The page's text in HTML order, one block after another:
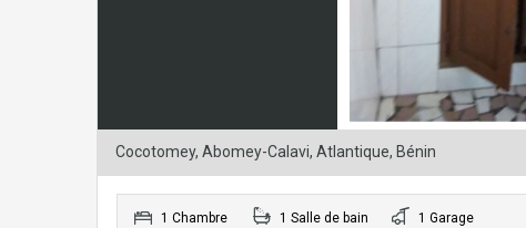
Cocotomey, Abomey-Calavi, Atlantique, Bénin
1 Chambre 1 Salle de bain 1 Garage